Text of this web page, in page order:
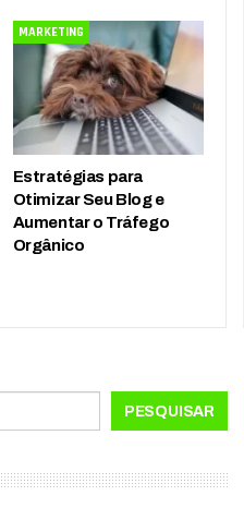
MARKETING
Estratégias para
Otimizar Seu Blog e
Aumentar o Tráfego
Orgânico
PESQUISAR